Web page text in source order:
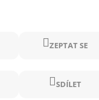
ZEPTAT SE
SDÍLET